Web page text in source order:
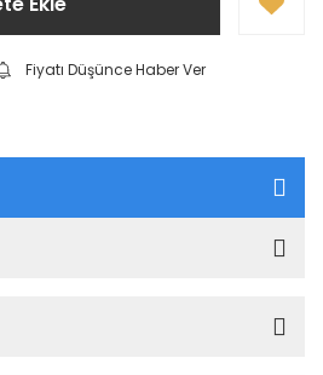
Fiyatı Düşünce Haber Ver